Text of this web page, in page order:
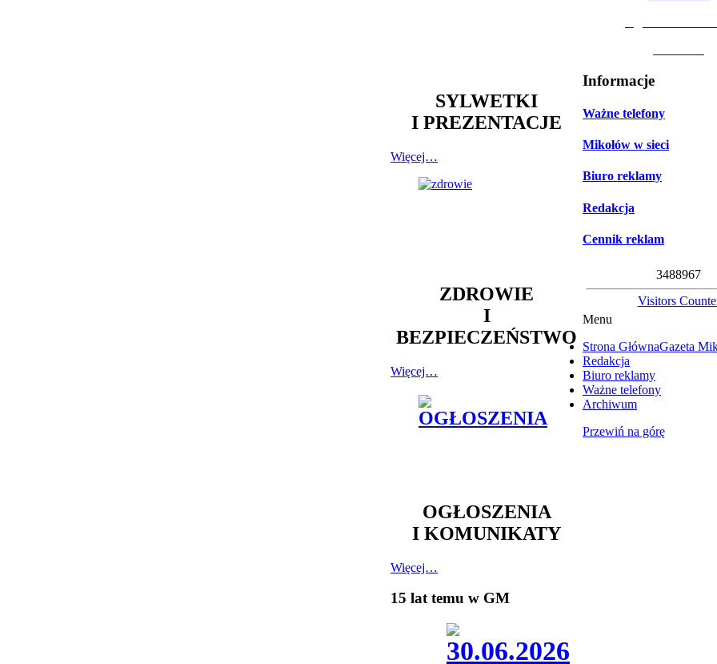
SYLWETKI
I PREZENTACJE
Więcej…
ZDROWIE
I
BEZPIECZEŃSTWO
Więcej…
OGŁOSZENIA
I KOMUNIKATY
Więcej…
15 lat temu w GM
Informacje
Ważne telefony
Mikołów w sieci
Biuro reklamy
Redakcja
Cennik reklam
3488967
Visitors
Menu
Strona GłównaGazeta
Redakcja
Biuro reklamy
Ważne telefony
Archiwum
Przewiń na górę